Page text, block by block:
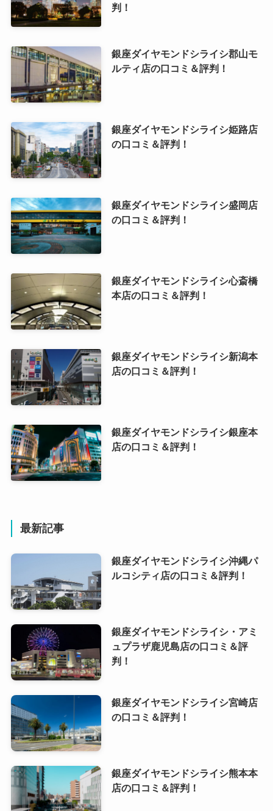
判！
銀座ダイヤモンドシライシ郡山モ
ルティ店の口コミ＆評判！
銀座ダイヤモンドシライシ姫路店
の口コミ＆評判！
銀座ダイヤモンドシライシ盛岡店
の口コミ＆評判！
銀座ダイヤモンドシライシ心斎橋
本店の口コミ＆評判！
銀座ダイヤモンドシライシ新潟本
店の口コミ＆評判！
銀座ダイヤモンドシライシ銀座本
店の口コミ＆評判！
最新記事
銀座ダイヤモンドシライシ沖縄パ
ルコシティ店の口コミ＆評判！
銀座ダイヤモンドシライシ・アミ
ュプラザ鹿児島店の口コミ＆評
判！
銀座ダイヤモンドシライシ宮崎店
の口コミ＆評判！
銀座ダイヤモンドシライシ熊本本
店の口コミ＆評判！